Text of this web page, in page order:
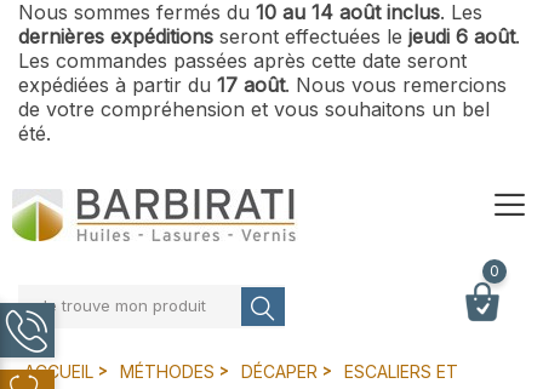
Nous sommes fermés du 10 au 14 août inclus. Les
dernières expéditions seront effectuées le jeudi 6 août.
Les commandes passées après cette date seront
expédiées à partir du 17 août. Nous vous remercions
de votre compréhension et vous souhaitons un bel
été.
Je trouve mon produit
0
ACCUEIL MÉTHODES DÉCAPER
ESCALIERS ET